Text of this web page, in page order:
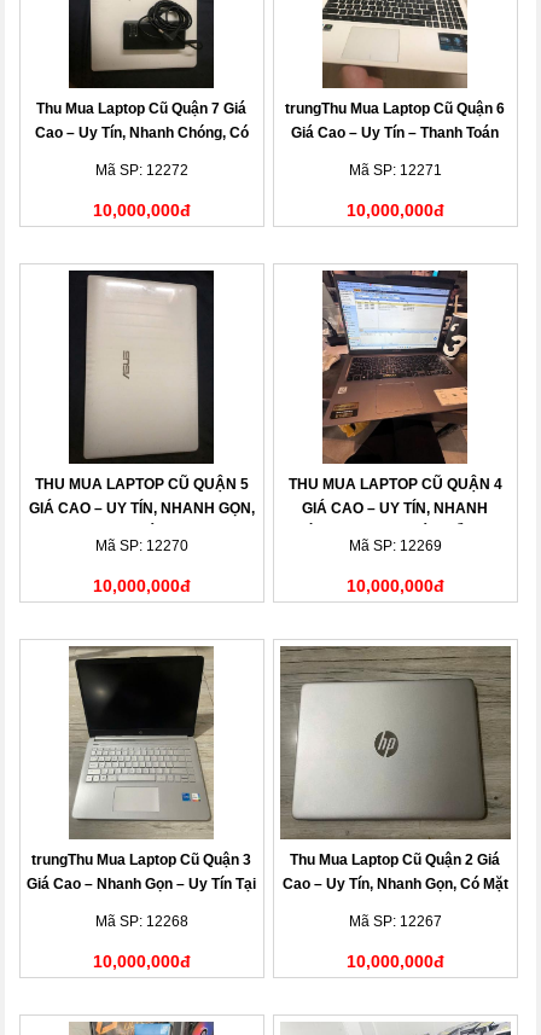
Thu Mua Laptop Cũ Quận 7 Giá
Cao – Uy Tín, Nhanh Chóng, Có
Mã SP: 12272
10,000,000đ
trungThu Mua Laptop Cũ Quận 6
Giá Cao – Uy Tín – Thanh Toán
Mã SP: 12271
10,000,000đ
THU MUA LAPTOP CŨ QUẬN 5
GIÁ CAO – UY TÍN, NHANH GỌN,
Mã SP: 12270
10,000,000đ
THU MUA LAPTOP CŨ QUẬN 4
GIÁ CAO – UY TÍN, NHANH
Mã SP: 12269
10,000,000đ
trungThu Mua Laptop Cũ Quận 3
Giá Cao – Nhanh Gọn – Uy Tín Tại
Mã SP: 12268
10,000,000đ
Thu Mua Laptop Cũ Quận 2 Giá
Cao – Uy Tín, Nhanh Gọn, Có Mặt
Mã SP: 12267
10,000,000đ